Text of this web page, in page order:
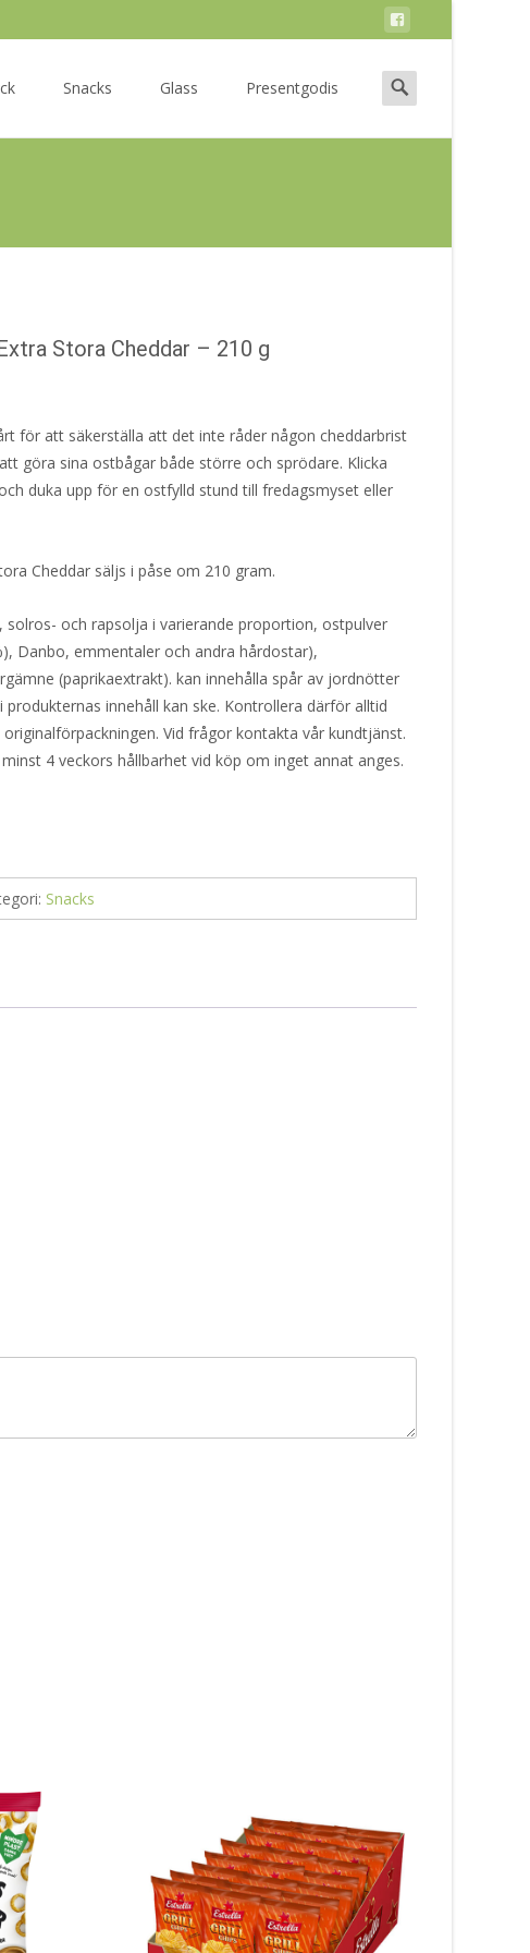
Snacks Glass Presentgodis
Search
for:
Stora Cheddar – 210 g
för att säkerställa att det inte råder någon cheddarbrist
göra sina ostbågar både större och sprödare. Klicka
duka upp för en ostfylld stund till fredagsmyset eller
Cheddar säljs i påse om 210 gram.
solros- och rapsolja i varierande proportion, ostpulver
Danbo, emmentaler och andra hårdostar),
(paprikaextrakt). kan innehålla spår av jordnötter
produkternas innehåll kan ske. Kontrollera därför alltid
Vid frågor kontakta vår kundtjänst.
4 veckors hållbarhet vid köp om inget annat anges.
Snacks